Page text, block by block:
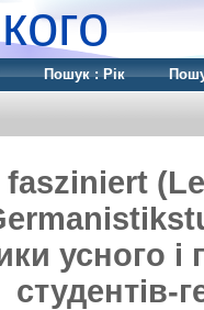
Пошук : Рік
fasziniert
усного
студентів-